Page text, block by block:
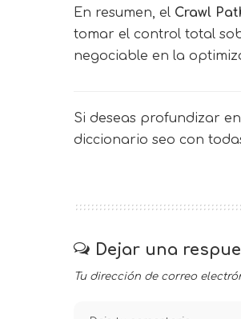
En resumen, el Crawl
tomar el control total
negociable en la
Si deseas profundizar
diccionario seo con
Dejar una
Tu dirección de correo